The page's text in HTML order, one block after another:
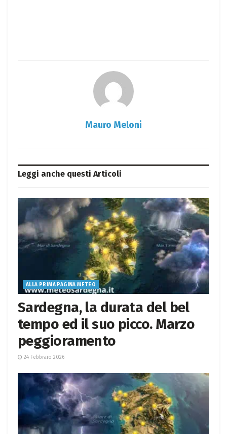
Mauro Meloni
Leggi anche questi Articoli
ALLA PRIMA PAGINA METEO
Sardegna, la durata del bel
tempo ed il suo picco. Marzo
peggioramento
24 Febbraio 2026